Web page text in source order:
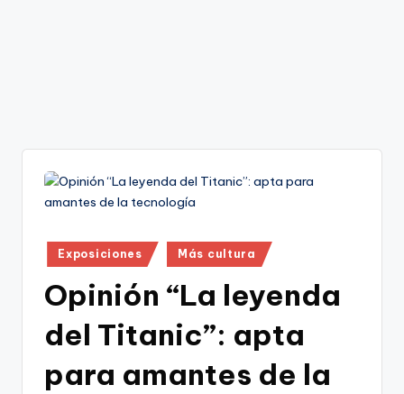
Publicado
en
Exposiciones Más cultura
Opinión “La leyenda
del Titanic”: apta
para amantes de la